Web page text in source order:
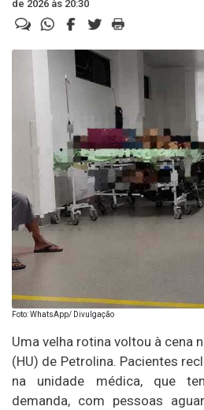
de 2026 às 20:30
Foto: WhatsApp/ Divulgação
Uma velha rotina voltou à cena
(HU) de Petrolina. Pacientes
na unidade médica, que
demanda, com pessoas